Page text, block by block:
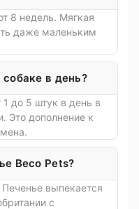
8 недель. Мягкая
даже маленьким
в день?
до 5 штук в день в
Это дополнение к
Beco Pets?
выпекается
с